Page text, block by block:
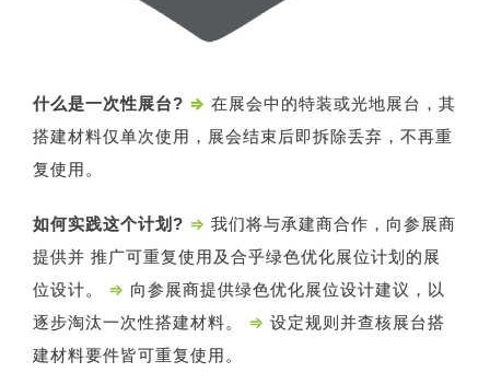
什么是一次性展台? ⇒ 在展会中的特装或光地展台，其
搭建材料仅单次使用，展会结束后即拆除丢弃，不再重
复使用。
如何实践这个计划? ⇒ 我们将与承建商合作，向参展商
提供并 推广可重复使用及合乎绿色优化展位计划的展
位设计。 ⇒ 向参展商提供绿色优化展位设计建议，以
逐步淘汰一次性搭建材料。 ⇒ 设定规则并查核展台搭
建材料要件皆可重复使用。